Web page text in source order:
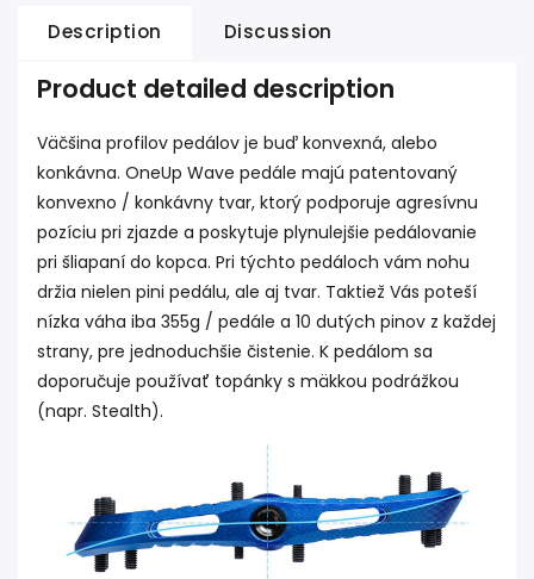
Description Discussion
Product detailed description
Väčšina profilov pedálov je buď konvexná, alebo
konkávna. OneUp Wave pedále majú patentovaný
konvexno / konkávny tvar, ktorý podporuje agresívnu
pozíciu pri zjazde a poskytuje plynulejšie pedálovanie
pri šliapaní do kopca. Pri týchto pedáloch vám nohu
držia nielen pini pedálu, ale aj tvar. Taktiež Vás poteší
nízka váha iba 355g / pedále a 10 dutých pinov z každej
strany, pre jednoduchšie čistenie. K pedálom sa
doporučuje používať topánky s mäkkou podrážkou
(napr. Stealth).